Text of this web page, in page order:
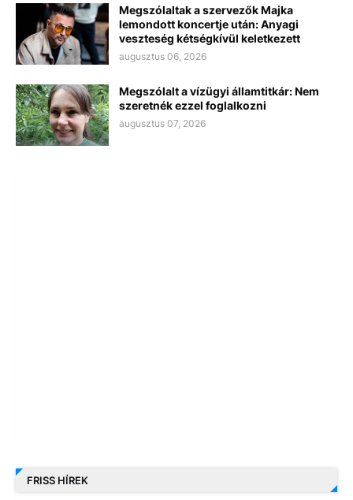
Megszólaltak a szervezők Majka
lemondott koncertje után: Anyagi
veszteség kétségkívül keletkezett
augusztus 06, 2026
Megszólalt a vízügyi államtitkár: Nem
szeretnék ezzel foglalkozni
augusztus 07, 2026
FRISS HÍREK